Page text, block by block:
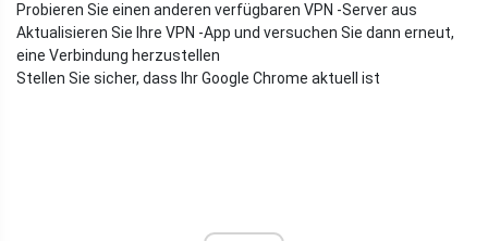
Probieren Sie einen anderen verfügbaren VPN -Server aus
Aktualisieren Sie Ihre VPN -App und versuchen Sie dann erneut,
eine Verbindung herzustellen
Stellen Sie sicher, dass Ihr Google Chrome aktuell ist